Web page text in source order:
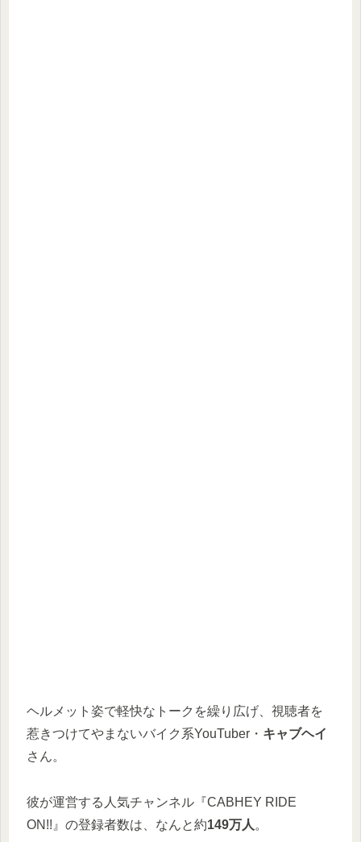
ヘルメット姿で軽快なトークを繰り広げ、視聴者を
惹きつけてやまないバイク系YouTuber・ キャブヘイ
さん。
彼が運営する人気チャンネル『CABHEY RIDE
ON!!』の登録者数は、なんと約149万人 。